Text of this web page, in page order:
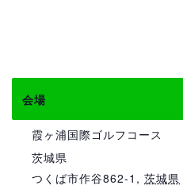
会場
霞ヶ浦国際ゴルフコース
茨城県
つくば市作谷862-1 , 茨城県